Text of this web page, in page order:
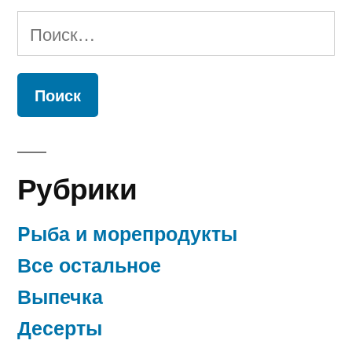
Найти:
Рубрики
Pыба и морепродукты
Все остальное
Выпечка
Десерты